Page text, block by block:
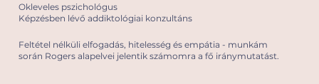
Okleveles pszichológus
Képzésben lévő addiktológiai konzultáns
Feltétel nélküli elfogadás, hitelesség és empátia - munkám
során Rogers alapelvei jelentik számomra a fő iránymutatást.